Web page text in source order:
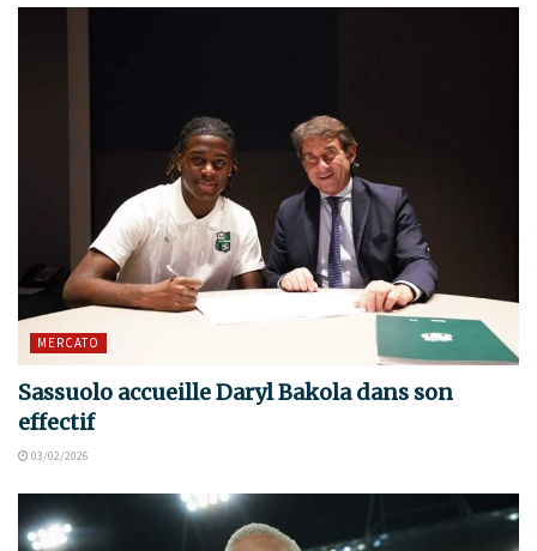
MERCATO
Sassuolo accueille Daryl Bakola dans son
effectif
03/02/2026